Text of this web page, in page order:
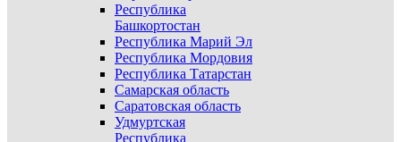
Республика
Башкортостан
Республика Марий Эл
Республика Мордовия
Республика Татарстан
Самарская область
Саратовская область
Удмуртская
Республика